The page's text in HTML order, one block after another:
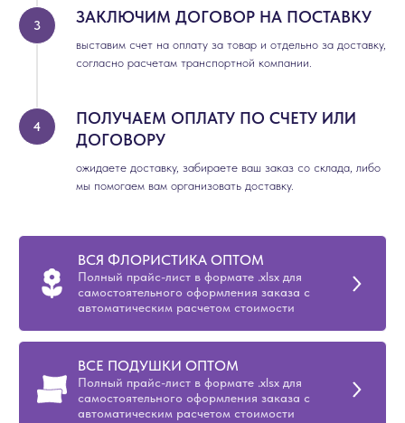
ЗАКЛЮЧИМ ДОГОВОР НА ПОСТАВКУ
выставим счет на оплату за товар и отдельно за доставку,
согласно расчетам транспортной компании.
ПОЛУЧАЕМ ОПЛАТУ ПО СЧЕТУ ИЛИ
ДОГОВОРУ
ожидаете доставку, забираете ваш заказ со склада, либо
мы помогаем вам организовать доставку.
ВСЯ ФЛОРИСТИКА ОПТОМ
Полный прайс-лист в формате .xlsx для
самостоятельного оформления заказа с
автоматическим расчетом стоимости
ВСЕ ПОДУШКИ ОПТОМ
Полный прайс-лист в формате .xlsx для
самостоятельного оформления заказа с
автоматическим расчетом стоимости